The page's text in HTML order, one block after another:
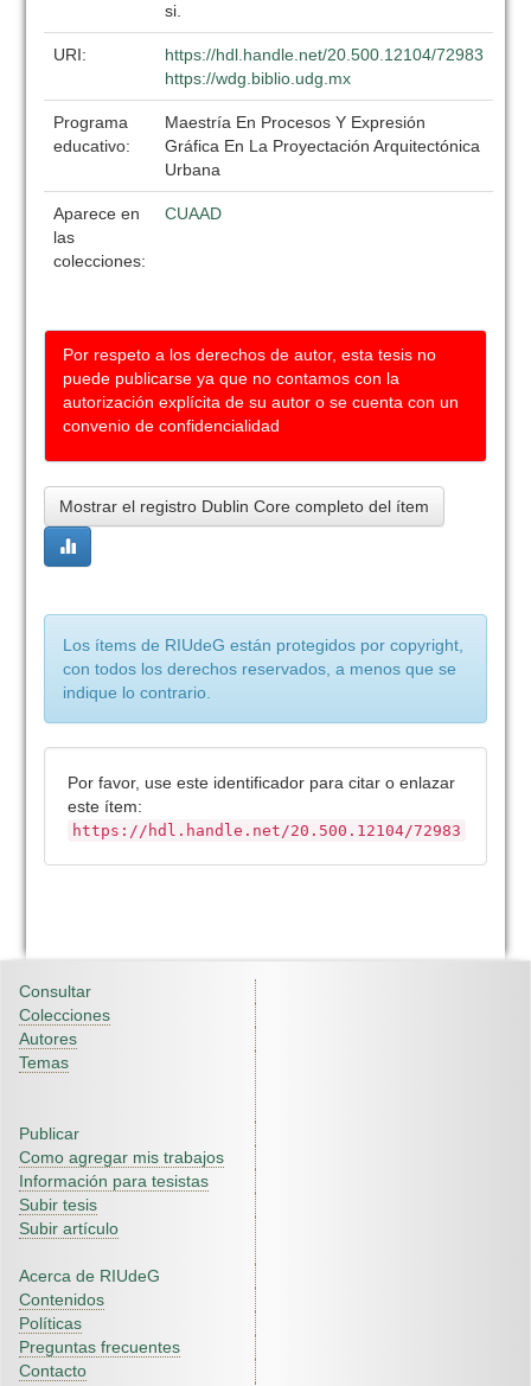
si.
URI:
https://hdl.handle.net/20.500.12104/72983
https://wdg.biblio.udg.mx
Programa
educativo:
Maestría En Procesos Y Expresión
Gráfica En La Proyectación Arquitectónica
Urbana
Aparece en
las
colecciones:
CUAAD
Por respeto a los derechos de autor, esta tesis no
puede publicarse ya que no contamos con la
autorización explícita de su autor o se cuenta con un
convenio de confidencialidad
Mostrar el registro Dublin Core completo del ítem
Los ítems de RIUdeG están protegidos por copyright,
con todos los derechos reservados, a menos que se
indique lo contrario.
Por favor, use este identificador para citar o enlazar
este ítem:
https://hdl.handle.net/20.500.12104/72983
Consultar
Colecciones
Autores
Temas
Publicar
Como agregar mis trabajos
Información para tesistas
Subir tesis
Subir artículo
Acerca de RIUdeG
Contenidos
Políticas
Preguntas frecuentes
Contacto